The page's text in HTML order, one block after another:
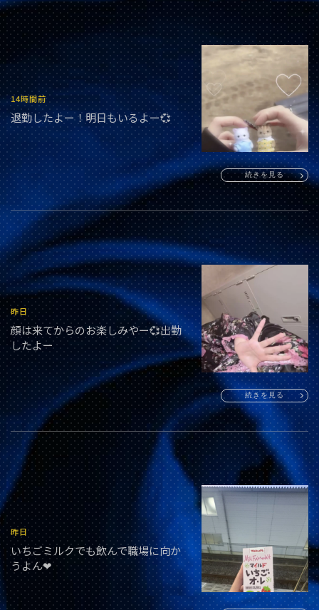
14時間前
退勤したよー！明日もいるよー💞
続きを見る
昨日
顔は来てからのお楽しみやー💞出勤
したよー
続きを見る
昨日
いちごミルクでも飲んで職場に向か
うよん❤︎